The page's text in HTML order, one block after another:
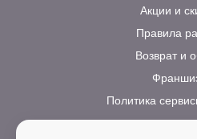
Акции и
Правила
Возврат и
Политика